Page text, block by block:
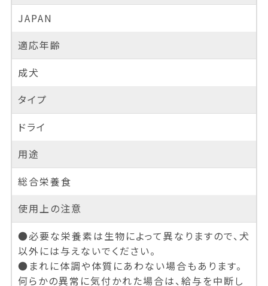
JAPAN
適応年齢
成犬
タイプ
ドライ
用途
総合栄養食
使用上の注意
●必要な栄養素は生物によって異なりますので、犬
以外には与えないでください。
●まれに体調や体質にあわない場合もあります。
何らかの異常に気付かれた場合は、給与を中断し